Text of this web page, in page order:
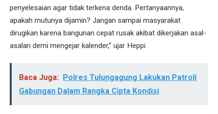
penyelesaian agar tidak terkena denda. Pertanyaannya,
apakah mutunya dijamin? Jangan sampai masyarakat
dirugikan karena bangunan cepat rusak akibat dikerjakan asal-
asalan demi mengejar kalender,” ujar Heppi.
Baca Juga: Polres Tulungagung Lakukan Patroli
Gabungan Dalam Rangka Cipta Kondisi